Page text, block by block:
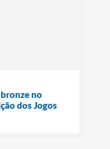
no
dos Jogos